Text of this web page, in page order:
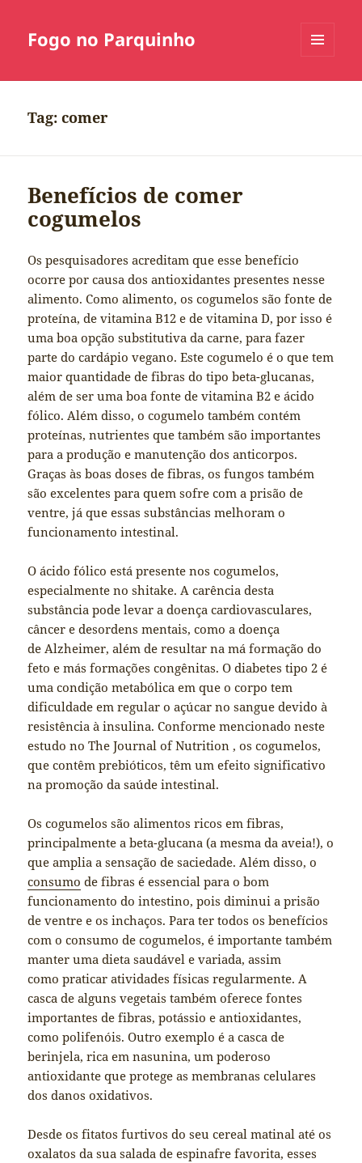
Fogo no Parquinho
Tag:comer
Benefícios de comer
cogumelos
Os pesquisadores acreditam que esse benefício
ocorre por causa dos antioxidantes presentes nesse
alimento. Como alimento, os cogumelos são fonte de
proteína, de vitamina B12 e de vitamina D, por isso é
uma boa opção substitutiva da carne, para fazer
parte do cardápio vegano. Este cogumelo é o que tem
maior quantidade de fibras do tipo beta-glucanas,
além de ser uma boa fonte de vitamina B2 e ácido
fólico. Além disso, o cogumelo também contém
proteínas, nutrientes que também são importantes
para a produção e manutenção dos anticorpos.
Graças às boas doses de fibras, os fungos também
são excelentes para quem sofre com a prisão de
ventre, já que essas substâncias melhoram o
funcionamento intestinal.
O ácido fólico está presente nos cogumelos,
especialmente no shitake. A carência desta
substância pode levar a doença cardiovasculares,
câncer e desordens mentais, como a doença
de Alzheimer, além de resultar na má formação do
feto e más formações congênitas. O diabetes tipo 2 é
uma condição metabólica em que o corpo tem
dificuldade em regular o açúcar no sangue devido à
resistência à insulina. Conforme mencionado neste
estudo no The Journal of Nutrition , os cogumelos,
que contêm prebióticos, têm um efeito significativo
na promoção da saúde intestinal.
Os cogumelos são alimentos ricos em fibras,
principalmente a beta-glucana (a mesma da aveia!), o
que amplia a sensação de saciedade. Além disso, o
consumo de fibras é essencial para o bom
funcionamento do intestino, pois diminui a prisão
de ventre e os inchaços. Para ter todos os benefícios
com o consumo de cogumelos, é importante também
manter uma dieta saudável e variada, assim
como praticar atividades físicas regularmente. A
casca de alguns vegetais também oferece fontes
importantes de fibras, potássio e antioxidantes,
como polifenóis. Outro exemplo é a casca de
berinjela, rica em nasunina, um poderoso
antioxidante que protege as membranas celulares
dos danos oxidativos.
Desde os fitatos furtivos do seu cereal matinal até os
oxalatos da sua salada de espinafre favorita, esses